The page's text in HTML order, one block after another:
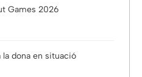
Games 2026
la dona en situació